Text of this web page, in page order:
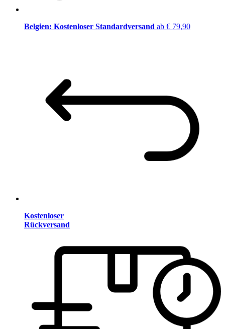
Belgien: Kostenloser Standardversand ab € 79,90
Kostenloser
Rückversand